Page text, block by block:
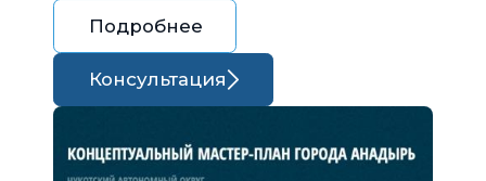
Подробнее
Консультация